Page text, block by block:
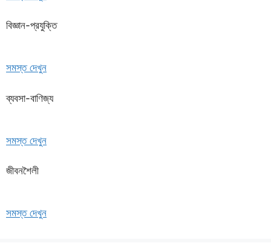
বিজ্ঞান-প্রযুক্তি
সমস্ত দেখুন
ব্যবসা-বাণিজ্য
সমস্ত দেখুন
জীবনশৈলী
সমস্ত দেখুন